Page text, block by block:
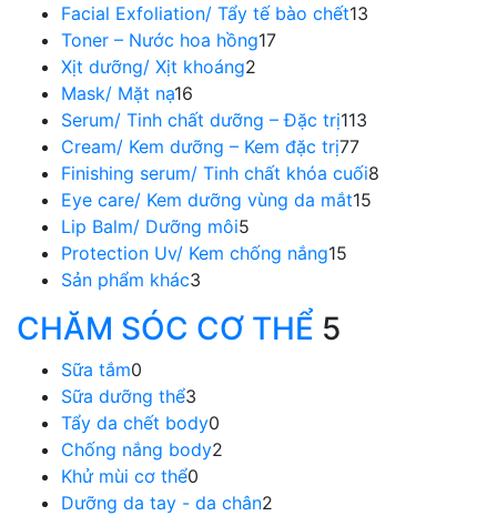
Facial Exfoliation/ Tẩy tế bào chết13
Toner – Nước hoa hồng17
Xịt dưỡng/ Xịt khoáng2
Mask/ Mặt nạ16
Serum/ Tinh chất dưỡng – Đặc trị113
Cream/ Kem dưỡng – Kem đặc trị77
Finishing serum/ Tinh chất khóa cuối8
Eye care/ Kem dưỡng vùng da mắt15
Lip Balm/ Dưỡng môi5
Protection Uv/ Kem chống nắng15
Sản phẩm khác3
CHĂM SÓC CƠ THỂ 5
Sữa tắm0
Sữa dưỡng thể3
Tẩy da chết body0
Chống nắng body2
Khử mùi cơ thể0
Dưỡng da tay - da chân2